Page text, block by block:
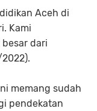
Aceh di
Kami
dari
memang sudah
pendekatan